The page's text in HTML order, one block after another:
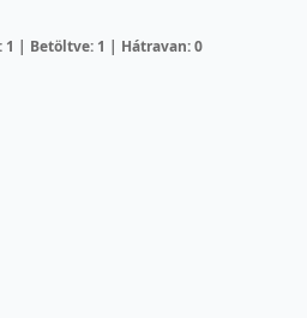
1 | Betöltve: 1 | Hátravan: 0